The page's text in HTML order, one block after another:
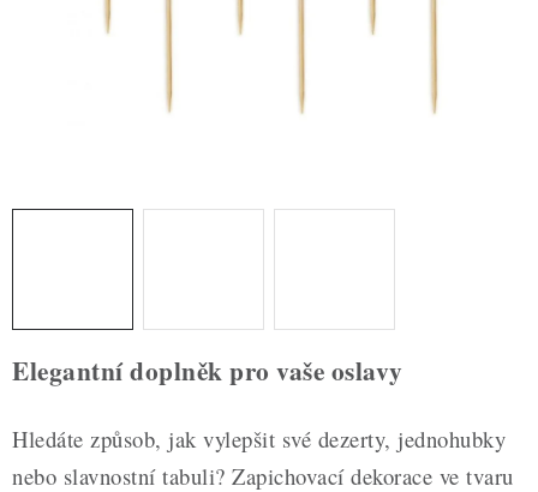
TÉMATICKÉ PRODUKTY
Hodnocení obchodu
Blog
Moje objednávka
Podmínky ochrany osobních údajů
Elegantní doplněk pro vaše oslavy
Hledáte způsob, jak vylepšit své dezerty, jednohubky
nebo slavnostní tabuli? Zapichovací dekorace ve tvaru